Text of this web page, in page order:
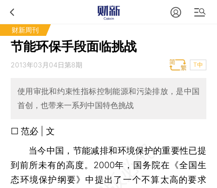
财新周刊
节能环保手段面临挑战
2013年03月04日第8期 T中
使用审批和约束性指标控制能源和污染排放，是中国
首创，也带来一系列中国特色挑战
□ 范必 | 文
当今中国，节能减排和环境保护的重要性已提
到前所未有的高度。2000年，国务院在《全国生
态环境保护纲要》中提出了一个不算太高的要求